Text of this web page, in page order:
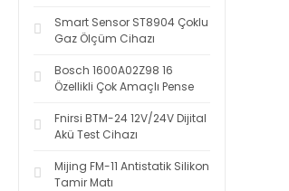
Smart Sensor ST8904 Çoklu
Gaz Ölçüm Cihazı
Bosch 1600A02Z98 16
Özellikli Çok Amaçlı Pense
Fnirsi BTM-24 12V/24V Dijital
Akü Test Cihazı
Mijing FM-11 Antistatik Silikon
Tamir Matı